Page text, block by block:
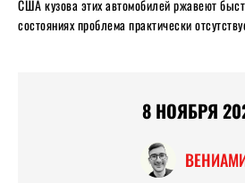
США кузова этих автомобилей ржавеют
состояниях проблема практически
8 НОЯБРЯ